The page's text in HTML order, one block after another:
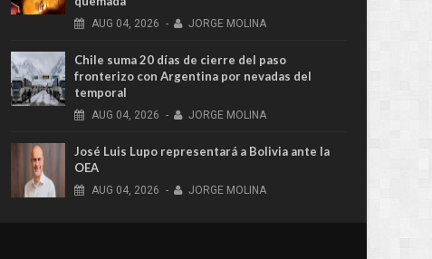
AUG 04, 2026 - JORGE MOLINA
Chile suma 20 días de cierre del paso
fronterizo con Argentina por nevadas del
temporal
AUG 04, 2026 - JORGE MOLINA
José Luis Lupo representará a Bolivia ante la
OEA
AUG 04, 2026 - JORGE MOLINA